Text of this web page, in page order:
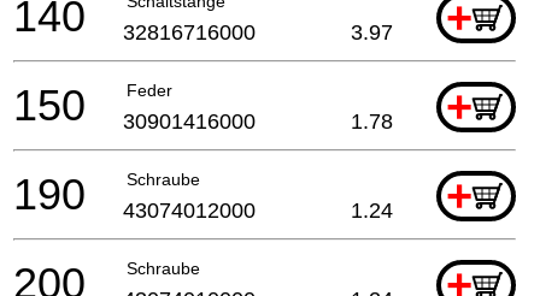
+
140 32816716000 3.97
Feder +
150 30901416000 1.78
Schraube +
190 43074012000 1.24
Schraube +
200